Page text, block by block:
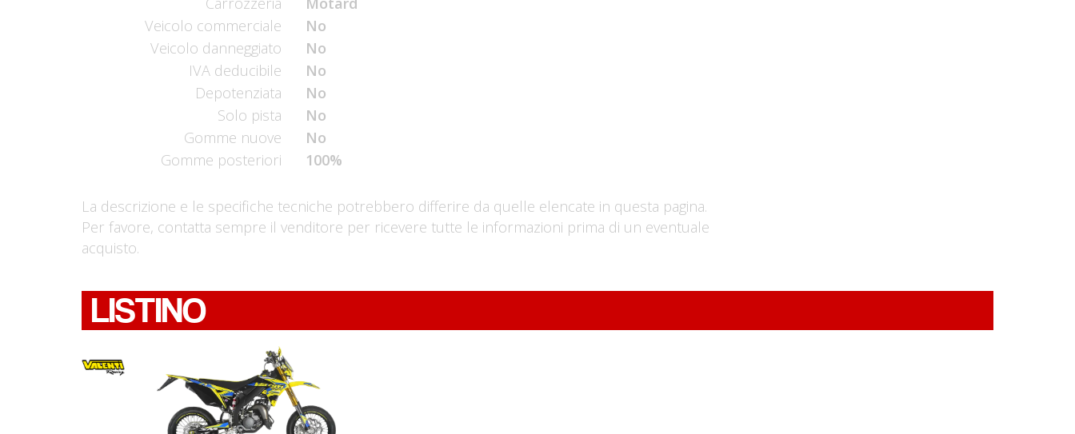
Veicolo commerciale
No
Veicolo danneggiato
No
IVA deducibile
No
Depotenziata
No
Solo pista
No
Gomme nuove
No
Gomme posteriori
100%
La descrizione e le specifiche tecniche potrebbero differire da quelle elencate in questa pagina.
Per favore, contatta sempre il venditore per ricevere tutte le informazioni prima di un eventuale
acquisto.
LISTINO